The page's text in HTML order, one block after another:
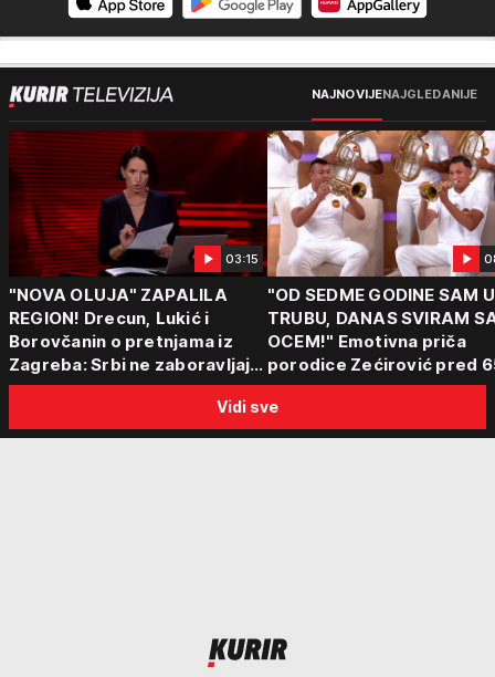
NAJNOVIJENAJGLEDANIJE
03:15
"NOVA OLUJA" ZAPALILA
REGION! Drecun, Lukić i
Borovčanin o pretnjama iz
Zagreba: Srbi ne zaboravljaju
progon
"OD SEDME GODINE SAM
TRUBU, DANAS SVIRAM
OCEM!" Emotivna priča
porodice Zećirović pred
Sabor trubača u Guči
Vidi sve